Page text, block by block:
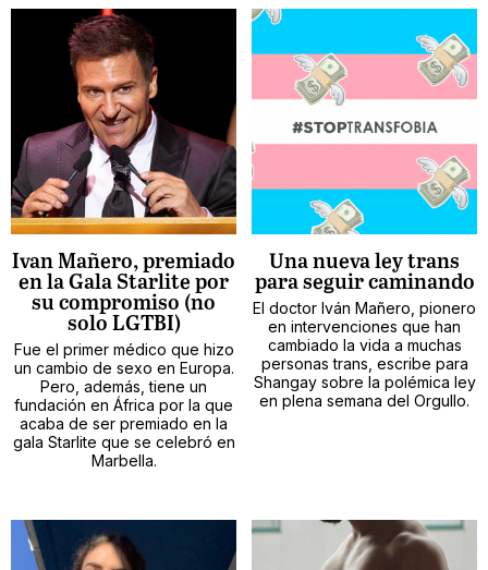
Ivan Mañero, premiado
en la Gala Starlite por
su compromiso (no
solo LGTBI)
Fue el primer médico que hizo
un cambio de sexo en Europa.
Pero, además, tiene un
fundación en África por la que
acaba de ser premiado en la
gala Starlite que se celebró en
Marbella.
Una nueva ley trans
para seguir caminando
El doctor Iván Mañero, pionero
en intervenciones que han
cambiado la vida a muchas
personas trans, escribe para
Shangay sobre la polémica ley
en plena semana del Orgullo.